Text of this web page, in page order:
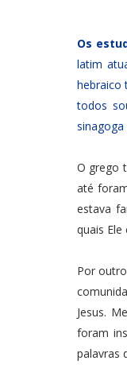
Os
latim
hebraico
todos
O grego
até
estava
quais Ele
Por
Jesus.
foram
palavras